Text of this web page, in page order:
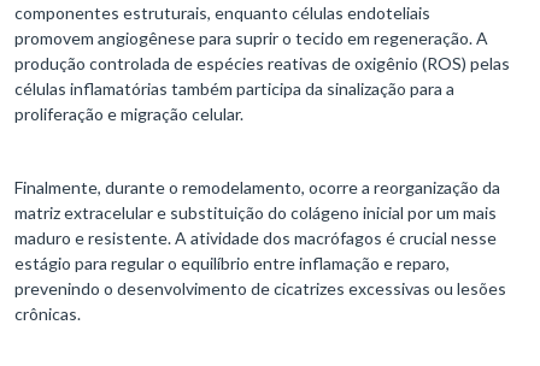
componentes estruturais, enquanto células endoteliais
promovem angiogênese para suprir o tecido em regeneração. A
produção controlada de espécies reativas de oxigênio (ROS) pelas
células inflamatórias também participa da sinalização para a
proliferação e migração celular.
Finalmente, durante o remodelamento, ocorre a reorganização da
matriz extracelular e substituição do colágeno inicial por um mais
maduro e resistente. A atividade dos macrófagos é crucial nesse
estágio para regular o equilíbrio entre inflamação e reparo,
prevenindo o desenvolvimento de cicatrizes excessivas ou lesões
crônicas.